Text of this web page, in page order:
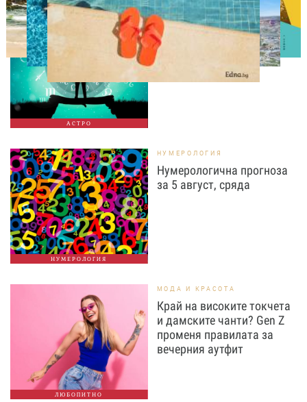
АСТРО
АСТРОЛОГИЯ
Дневен хороскоп за 5
август, сряда
НУМЕРОЛОГИЯ
НУМЕРОЛОГИЯ
Нумерологична прогноза
за 5 август, сряда
ЛЮБОПИТНО
МОДА И КРАСОТА
Край на високите токчета
и дамските чанти? Gen Z
променя правилата за
вечерния аутфит